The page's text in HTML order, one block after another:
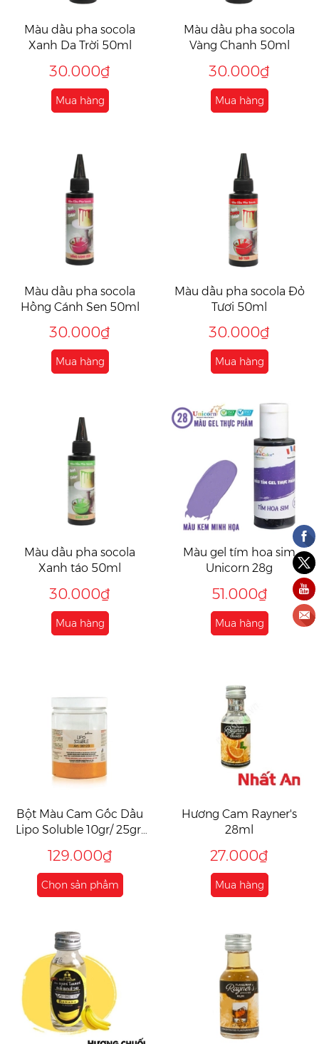
Màu dầu pha socola
Xanh Da Trời 50ml
30.000₫
Mua hàng
Màu dầu pha socola
Vàng Chanh 50ml
30.000₫
Mua hàng
Màu dầu pha socola
Hồng Cánh Sen 50ml
30.000₫
Mua hàng
Màu dầu pha socola Đỏ
Tươi 50ml
30.000₫
Mua hàng
Màu dầu pha socola
Xanh táo 50ml
30.000₫
Mua hàng
Màu gel tím hoa sim
Unicorn 28g
51.000₫
Mua hàng
Bột Màu Cam Gốc Dầu
Lipo Soluble 10gr/ 25gr/
129.000₫
Chọn sản phẩm
Hương Cam Rayner's
28ml
27.000₫
Mua hàng